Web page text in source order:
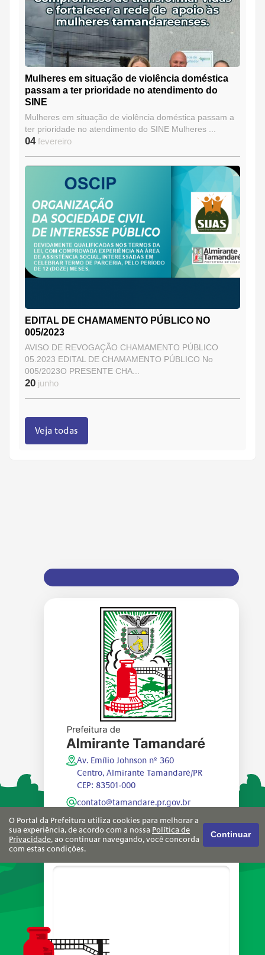
Mulheres em situação de violência doméstica
passam a ter prioridade no atendimento do
SINE
Mulheres em situação de violência doméstica passam a
ter prioridade no atendimento do SINE Mulheres ...
04fevereiro
EDITAL DE CHAMAMENTO PÚBLICO NO
005/2023
AVISO DE REVOGAÇÃO CHAMAMENTO PÚBLICO
05.2023 EDITAL DE CHAMAMENTO PÚBLICO No
005/2023O PRESENTE CHA...
20 junho
Veja todas
Av. Emílio Johnson nº 360
Centro, Almirante Tamandaré/PR
CEP: 83501-000
contato@tamandare.pr.gov.br
(41) 3699-8600
Segunda a sexta-feira, das 8h às 17h
Política de Privacidade
O Portal da Prefeitura utiliza cookies para melhorar a
sua experiência, de acordo com a nossa Política de
Privacidade, ao continuar navegando, você concorda
com estas condições.
Continuar